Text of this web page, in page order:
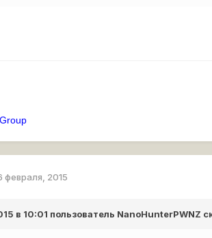
Group
февраля, 2015
в 10:01 пользователь NanoHunterPWNZ